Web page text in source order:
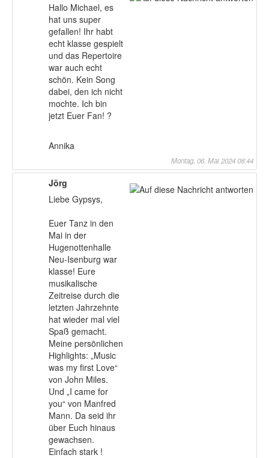
Hallo Michael, es
hat uns super
gefallen! Ihr habt
echt klasse gespielt
und das Repertoire
war auch echt
schön. Kein Song
dabei, den ich nicht
mochte. Ich bin
jetzt Euer Fan! ?
Annika
Montag, 06. Mai 2024 08:44
Jörg
Liebe Gypsys,
Euer Tanz in den
Mai in der
Hugenottenhalle
Neu-Isenburg war
klasse! Eure
musikalische
Zeitreise durch die
letzten Jahrzehnte
hat wieder mal viel
Spaß gemacht.
Meine persönlichen
Highlights: „Music
was my first Love“
von John Miles.
Und „I came for
you“ von Manfred
Mann. Da seid ihr
über Euch hinaus
gewachsen.
Einfach stark !